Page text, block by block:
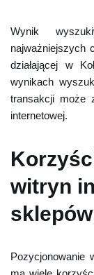
Wynik
najważniejszych
działającej w
wynikach
transakcji może
internetowej.
witryn
Pozycjonowanie